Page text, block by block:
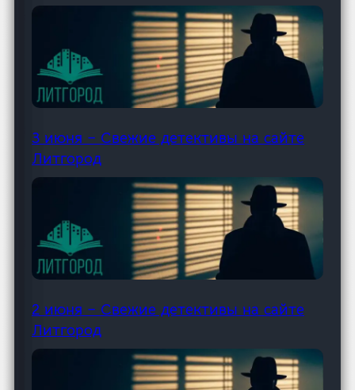
3 июня – Свежие детективы на сайте
Литгород
2 июня – Свежие детективы на сайте
Литгород